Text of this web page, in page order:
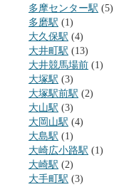
多摩センター駅 (5)
多磨駅 (1)
大久保駅 (4)
大井町駅 (13)
大井競馬場前 (1)
大塚駅 (3)
大塚駅前駅 (2)
大山駅 (3)
大岡山駅 (4)
大島駅 (1)
大崎広小路駅 (1)
大崎駅 (2)
大手町駅 (3)